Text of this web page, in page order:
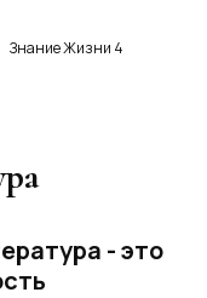
Знание Жизни 4
- это